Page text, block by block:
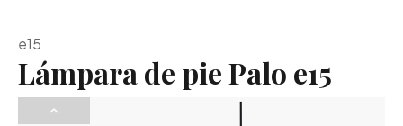
e15
Lámpara de pie Palo e15